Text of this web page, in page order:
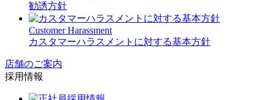
勧誘方針
Customer Harassment
カスタマーハラスメントに対する基本方針
店舗のご案内
採用情報